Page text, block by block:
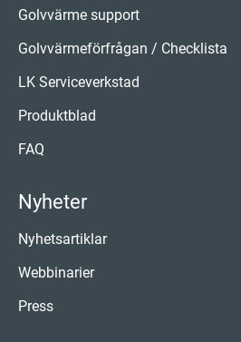
Golvvärme support
Golvvärmeförfrågan / Checklista
LK Serviceverkstad
Produktblad
FAQ
Nyheter
Nyhetsartiklar
Webbinarier
Press